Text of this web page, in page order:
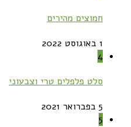
חמוצים מהירים
1 באוגוסט 2022
4
סלט פלפלים טרי וצבעוני
5 בפברואר 2021
5